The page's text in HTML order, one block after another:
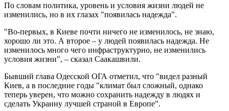
По словам политика, уровень и условия жизни людей не
изменились, но в их глазах "появилась надежда".
"Во-первых, в Киеве почти ничего не изменилось, не знаю,
хорошо ли это. А второе – у людей появилась надежда. Не
изменилось много чего инфраструктурно, не изменились
условия жизни", – сказал Саакашвили.
Бывший глава Одесской ОГА отметил, что "видел разный
Киев, а в последние годы "климат был сложный, однако
теперь уверен, что можно сохранить надежду в людях и
сделать Украину лучшей страной в Европе".